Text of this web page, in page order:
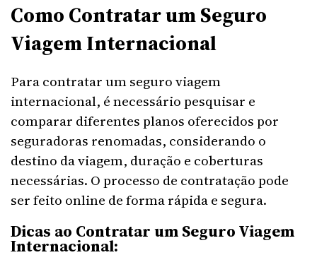
Como Contratar um Seguro
Viagem Internacional
Para contratar um seguro viagem
internacional, é necessário pesquisar e
comparar diferentes planos oferecidos por
seguradoras renomadas, considerando o
destino da viagem, duração e coberturas
necessárias. O processo de contratação pode
ser feito online de forma rápida e segura.
Dicas ao Contratar um Seguro Viagem
Internacional: